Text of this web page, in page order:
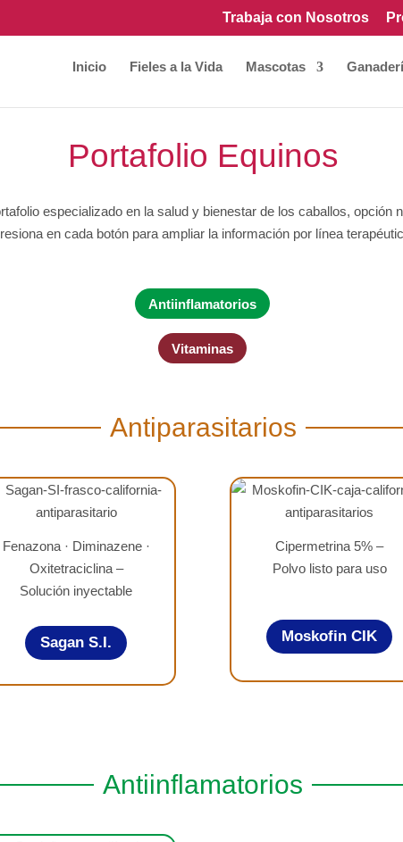
Trabaja con Nosotros
Inicio Fieles a la Vida Mascotas
Portafolio Equinos
especializado en la salud y bienestar de los caballos, opción
en cada botón para ampliar la información por línea
Antiinflamatorios
Vitaminas
Antiparasitarios
Fenazona · Diminazene ·
Oxitetraciclina –
Solución inyectable
Sagan S.I.
Cipermetrina 5% –
Polvo listo para uso
Moskofin CIK
Antiinflamatorios